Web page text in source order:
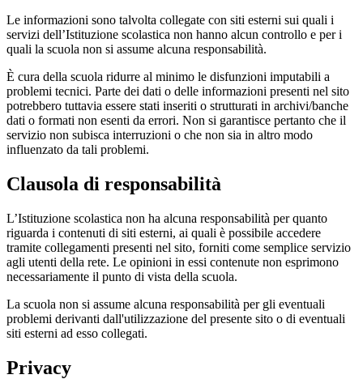
Le informazioni sono talvolta collegate con siti esterni sui quali i
servizi dell’Istituzione scolastica non hanno alcun controllo e per i
quali la scuola non si assume alcuna responsabilità.
È cura della scuola ridurre al minimo le disfunzioni imputabili a
problemi tecnici. Parte dei dati o delle informazioni presenti nel sito
potrebbero tuttavia essere stati inseriti o strutturati in archivi/banche
dati o formati non esenti da errori. Non si garantisce pertanto che il
servizio non subisca interruzioni o che non sia in altro modo
influenzato da tali problemi.
Clausola di responsabilità
L’Istituzione scolastica non ha alcuna responsabilità per quanto
riguarda i contenuti di siti esterni, ai quali è possibile accedere
tramite collegamenti presenti nel sito, forniti come semplice servizio
agli utenti della rete. Le opinioni in essi contenute non esprimono
necessariamente il punto di vista della scuola.
La scuola non si assume alcuna responsabilità per gli eventuali
problemi derivanti dall'utilizzazione del presente sito o di eventuali
siti esterni ad esso collegati.
Privacy